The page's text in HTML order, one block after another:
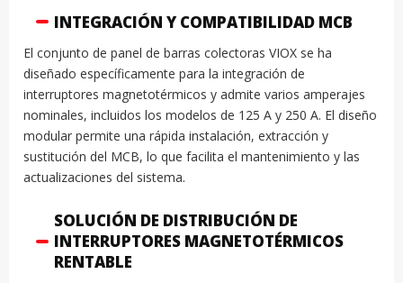
INTEGRACIÓN Y COMPATIBILIDAD MCB
El conjunto de panel de barras colectoras VIOX se ha
diseñado específicamente para la integración de
interruptores magnetotérmicos y admite varios amperajes
nominales, incluidos los modelos de 125 A y 250 A. El diseño
modular permite una rápida instalación, extracción y
sustitución del MCB, lo que facilita el mantenimiento y las
actualizaciones del sistema.
SOLUCIÓN DE DISTRIBUCIÓN DE
INTERRUPTORES MAGNETOTÉRMICOS
RENTABLE